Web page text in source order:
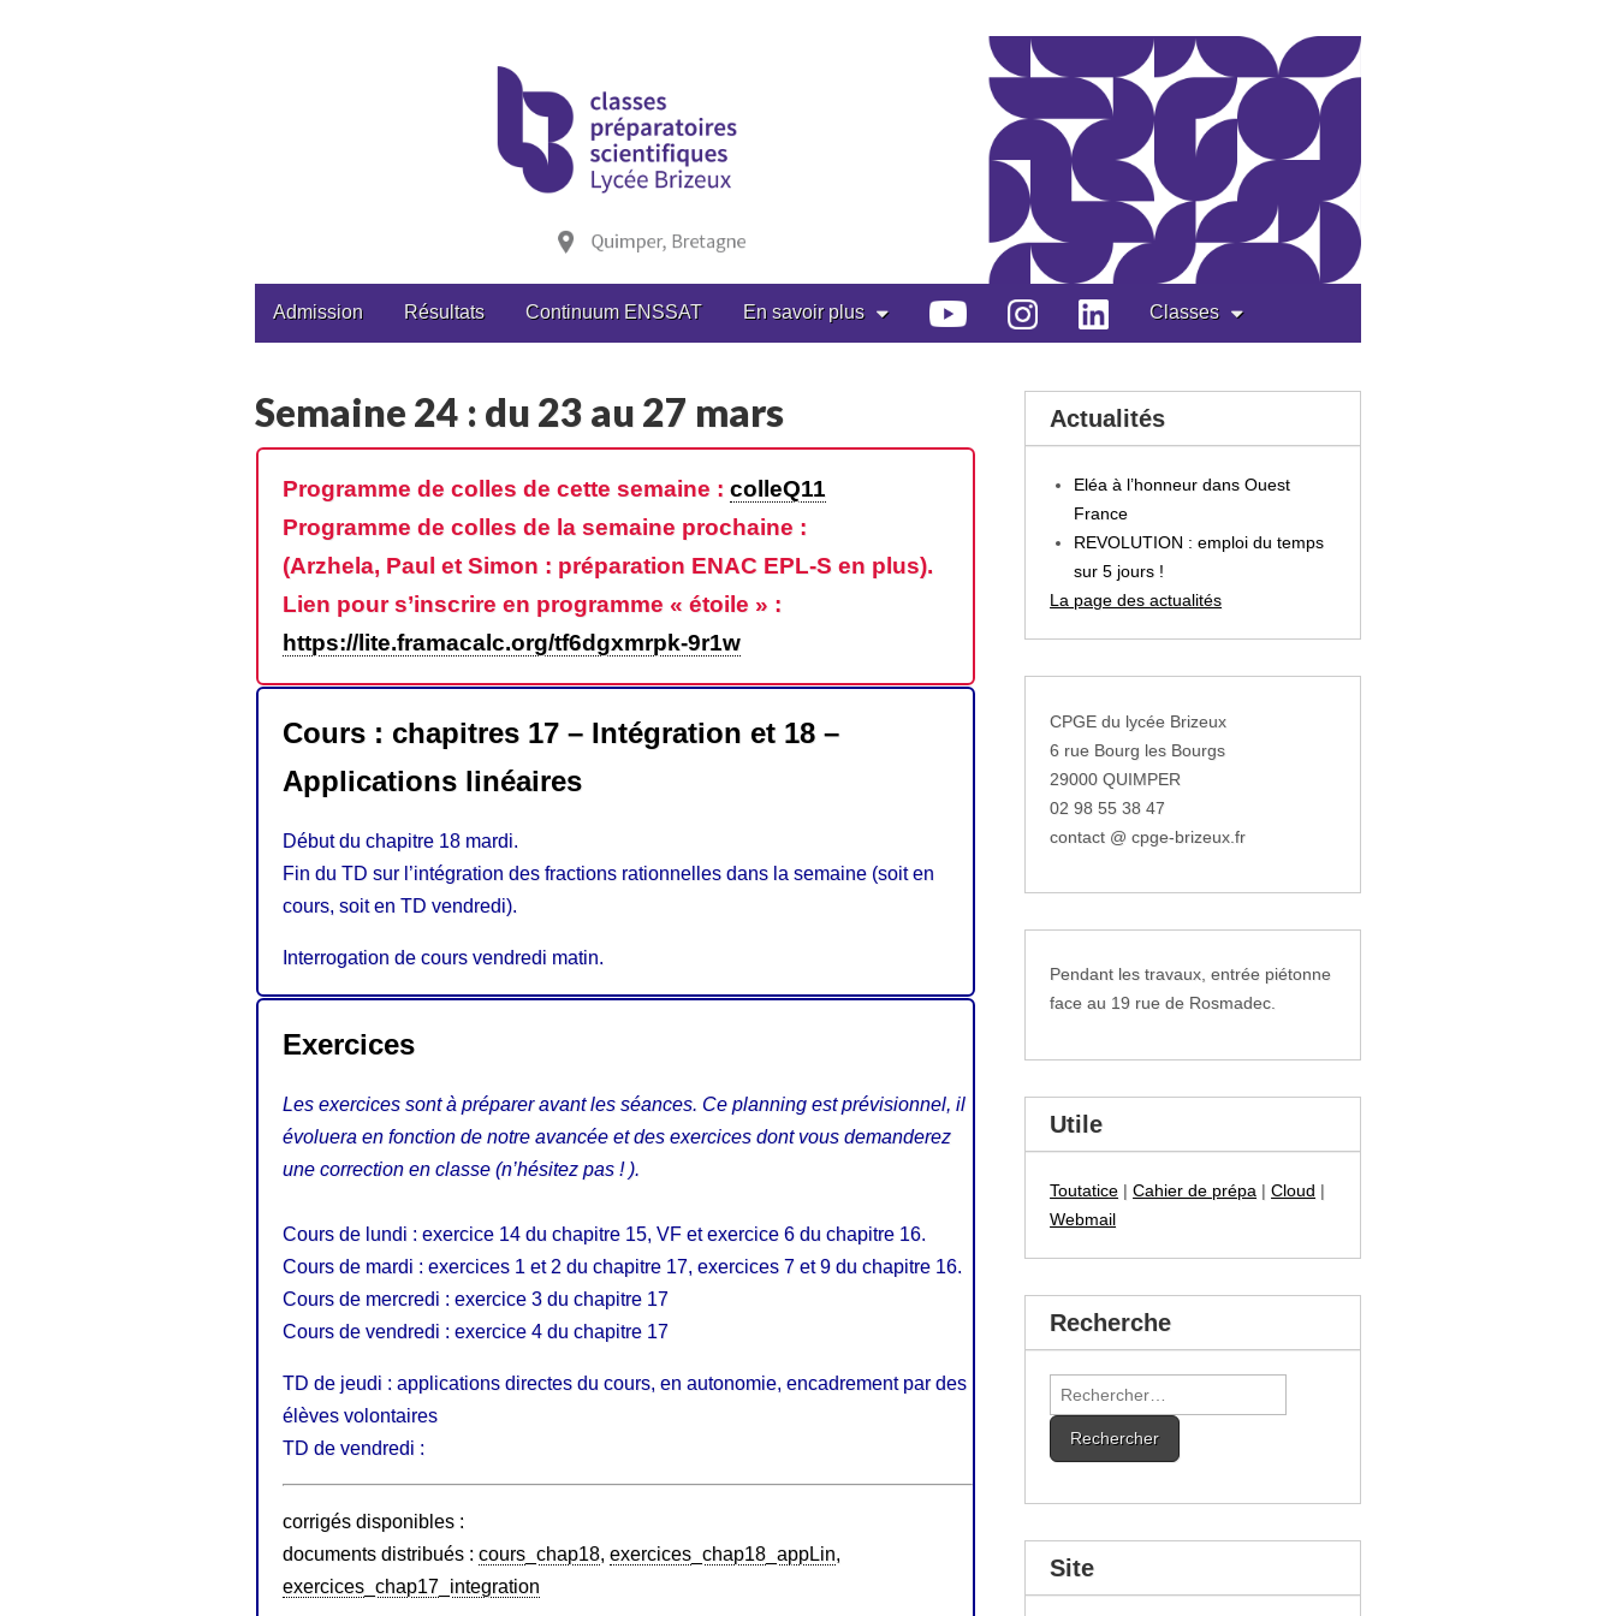
Main
menu
Admission Résultats Continuum ENSSAT En savoir plus Classes
Semaine 24 : du 23 au 27 mars
Programme de colles de cette semaine : colleQ11
Programme de colles de la semaine prochaine :
(Arzhela, Paul et Simon : préparation ENAC EPL-S en plus).
Lien pour s’inscrire en programme « étoile » :
https://lite.framacalc.org/tf6dgxmrpk-9r1w
Cours : chapitres 17 – Intégration et 18 –
Applications linéaires
Début du chapitre 18 mardi.
Fin du TD sur l’intégration des fractions rationnelles dans la semaine (soit en
cours, soit en TD vendredi).
Interrogation de cours vendredi matin.
Exercices
Les exercices sont à préparer avant les séances. Ce planning est prévisionnel, il
évoluera en fonction de notre avancée et des exercices dont vous demanderez
une correction en classe (n’hésitez pas ! ).
Cours de lundi : exercice 14 du chapitre 15, VF et exercice 6 du chapitre 16.
Cours de mardi : exercices 1 et 2 du chapitre 17, exercices 7 et 9 du chapitre 16.
Cours de mercredi : exercice 3 du chapitre 17
Cours de vendredi : exercice 4 du chapitre 17
TD de jeudi : applications directes du cours, en autonomie, encadrement par des
élèves volontaires
TD de vendredi :
corrigés disponibles :
documents distribués : cours_chap18, exercices_chap18_appLin,
exercices_chap17_integration
Actualités
Eléa à l’honneur dans Ouest
France
REVOLUTION : emploi du temps
sur 5 jours !
La page des actualités
CPGE du lycée Brizeux
6 rue Bourg les Bourgs
29000 QUIMPER
02 98 55 38 47
contact @ cpge-brizeux.fr
Pendant les travaux, entrée piétonne
face au 19 rue de Rosmadec.
Utile
Toutatice |Cahier de prépa |Cloud |
Webmail
Recherche
Rechercher :
Site